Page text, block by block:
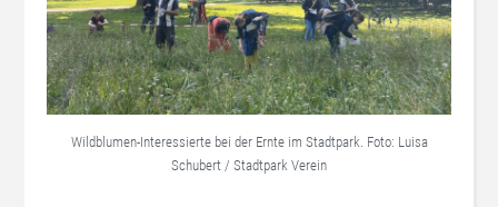
Wildblumen-Interessierte bei der Ernte im Stadtpark. Foto: Luisa
Schubert / Stadtpark Verein